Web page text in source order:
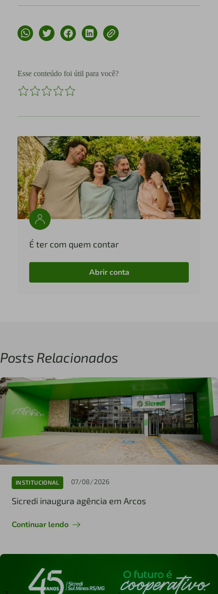
Esse conteúdo foi útil para você?
É ter com quem contar
Abrir conta
Posts Relacionados
INSTITUCIONAL 07/08/2026
Sicredi inaugura agência em Arcos
Continuar lendo